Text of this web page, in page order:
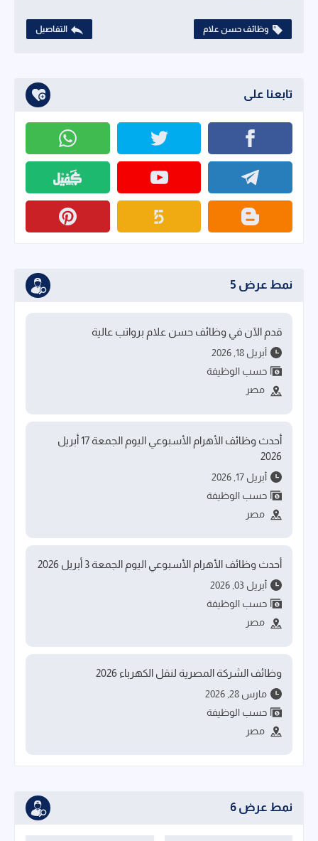
وظائف حسن علام التفاصيل
تابعنا على
نمط عرض 5
قدم الآن في وظائف حسن علام برواتب عالية
أبريل 18, 2026
حسب الوظيفة
مصر
أحدث وظائف الأهرام الأسبوعي اليوم الجمعة 17 أبريل
2026
أبريل 17, 2026
حسب الوظيفة
مصر
أحدث وظائف الأهرام الأسبوعي اليوم الجمعة 3 أبريل 2026
أبريل 03, 2026
حسب الوظيفة
مصر
وظائف الشركة المصرية لنقل الكهرباء 2026
مارس 28, 2026
حسب الوظيفة
مصر
نمط عرض 6